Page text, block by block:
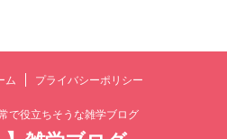
ム プライバシーポリシー
で役立ちそうな雑学ブログ